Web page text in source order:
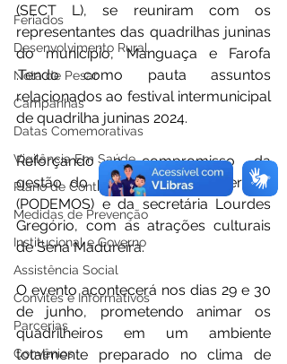
Feriados
Desenvolvimento Rural
Nota de Pesar
Campanhas
Datas Comemorativas
Vigilância Em Saúde
Plano de Contingência
Medidas de Prevenção
Institucional e Governo
Assistência Social
Convites e Informativos
Parcerias
Convênios
(SECT L), se reuniram com os
representantes das quadrilhas juninas
do município, Manguaça e Farofa
.Tendo como pauta assuntos
relacionados ao festival intermunicipal
de quadrilha juninas 2024.
Reforçando o compromisso da
gestão do prefeito Mazinho Serafim
(PODEMOS) e da secretária Lourdes
Gregório, com as atrações culturais
de Sena Madureira.
O evento acontecerá nos dias 29 e 30
de junho, prometendo animar os
quadrilheiros em um ambiente
totalmente preparado no clima de